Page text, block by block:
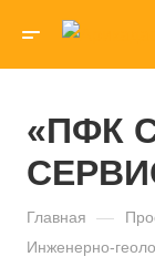
«ПФК
Главная —
Инженерно-